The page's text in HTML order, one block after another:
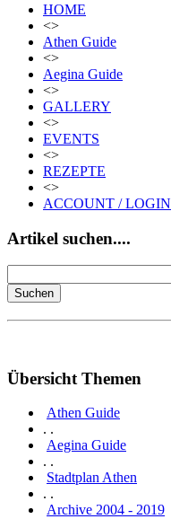
HOME
<>
Athen Guide
<>
Aegina Guide
<>
GALLERY
<>
EVENTS
<>
REZEPTE
<>
ACCOUNT / LOGIN
Artikel suchen....
Übersicht Themen
Athen Guide
. .
Aegina Guide
. .
Stadtplan Athen
. .
Archive 2004 - 2019